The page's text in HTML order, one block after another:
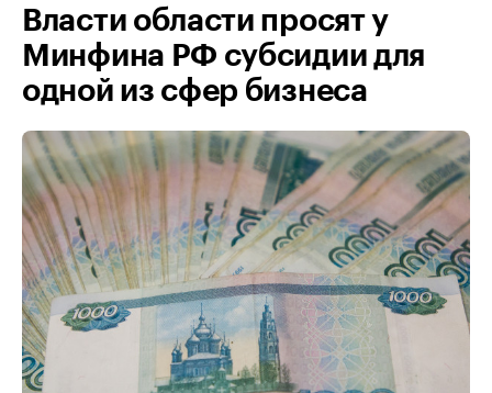
Власти области просят у
Минфина РФ субсидии для
одной из сфер бизнеса